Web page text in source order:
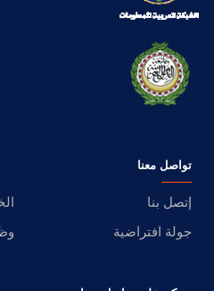
تواصل معنا
إتصل بنا
جولة افتراضية